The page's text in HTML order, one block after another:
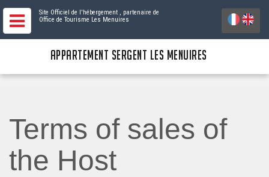
Site Officiel de l'hébergement , partenaire de
Office de Tourisme Les Menuires
APPARTEMENT SERGENT LES MENUIRES
Terms of sales of
the Host